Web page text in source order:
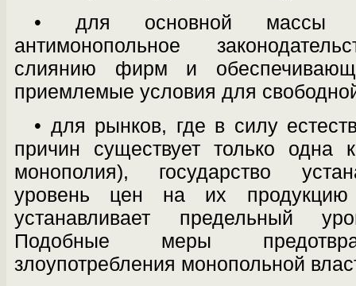
• для основной массы
антимонополь­ное
слиянию фирм и
приемлемые условия для
• для рынков, где в силу
при­чин существует только одна
моно­полия), государство
уровень цен на их
устанавливает предельный
Подобные меры
злоупотребления монопольной